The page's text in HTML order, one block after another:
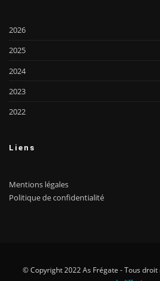
2026
2025
2024
2023
2022
Liens
Mentions légales
Politique de confidentialité
© Copyright 2022 As Frégate - Tous droit